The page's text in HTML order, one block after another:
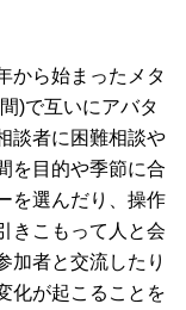
から始まったメタ
)で互いにアバタ
談者に困難相談や
を目的や季節に合
を選んだり、操作
きこもって人と会
加者と交流したり
化が起こることを